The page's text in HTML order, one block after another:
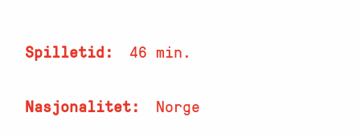
Spilletid 46 min.
Nasjonalitet Norge